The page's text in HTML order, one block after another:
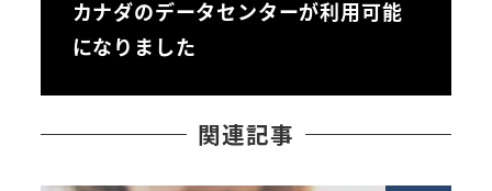
カナダのデータセンターが利用可能
になりました
関連記事